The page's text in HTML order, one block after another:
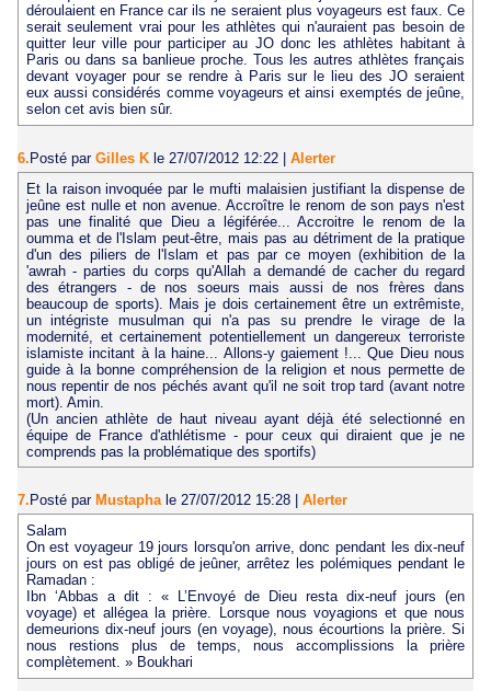
déroulaient en France car ils ne seraient plus voyageurs est faux. Ce
serait seulement vrai pour les athlètes qui n'auraient pas besoin de
quitter leur ville pour participer au JO donc les athlètes habitant à
Paris ou dans sa banlieue proche. Tous les autres athlètes français
devant voyager pour se rendre à Paris sur le lieu des JO seraient
eux aussi considérés comme voyageurs et ainsi exemptés de jeûne,
selon cet avis bien sûr.
6.Posté par Gilles K le 27/07/2012 12:22 | Alerter
Et la raison invoquée par le mufti malaisien justifiant la dispense de
jeûne est nulle et non avenue. Accroître le renom de son pays n'est
pas une finalité que Dieu a légiférée... Accroitre le renom de la
oumma et de l'Islam peut-être, mais pas au détriment de la pratique
d'un des piliers de l'Islam et pas par ce moyen (exhibition de la
'awrah - parties du corps qu'Allah a demandé de cacher du regard
des étrangers - de nos soeurs mais aussi de nos frères dans
beaucoup de sports). Mais je dois certainement être un extrêmiste,
un intégriste musulman qui n'a pas su prendre le virage de la
modernité, et certainement potentiellement un dangereux terroriste
islamiste incitant à la haine... Allons-y gaiement !... Que Dieu nous
guide à la bonne compréhension de la religion et nous permette de
nous repentir de nos péchés avant qu'il ne soit trop tard (avant notre
mort). Amin.
(Un ancien athlète de haut niveau ayant déjà été selectionné en
équipe de France d'athlétisme - pour ceux qui diraient que je ne
comprends pas la problématique des sportifs)
7. Posté par Mustapha le 27/07/2012 15:28
Alerter
Salam
On est voyageur 19 jours lorsqu'on arrive, donc pendant les dix-neuf
jours on est pas obligé de jeûner, arrêtez les polémiques pendant le
Ramadan :
Ibn ‘Abbas a dit : « L’Envoyé de Dieu resta dix-neuf jours (en
voyage) et allégea la prière. Lorsque nous voyagions et que nous
demeurions dix-neuf jours (en voyage), nous écourtions la prière. Si
nous restions plus de temps, nous accomplissions la prière
complètement. » Boukhari